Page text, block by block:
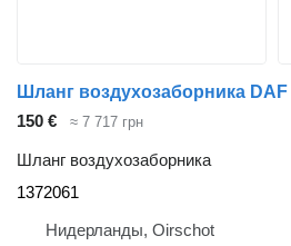
150 € ≈ 7 717 грн
Шланг воздухозаборника
1372061
Нидерланды, Oirschot